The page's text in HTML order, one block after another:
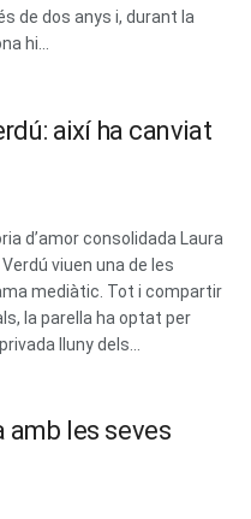
de dos anys i, durant la
hi...
així ha canviat
d’amor consolidada Laura
viuen una de les
mediàtic. Tot i compartir
la parella ha optat per
lluny dels...
amb les seves